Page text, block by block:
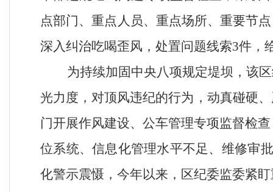
点部门、重点人员、重点场所、重要节
深入纠治吃喝歪风，处置问题线索3件，
为持续加固中央八项规定堤坝，该
光力度，对顶风违纪的行为，动真碰硬
门开展作风建设、公车管理专项监督检
位系统、信息化管理水平不足、维修审
化警示震慑，今年以来，区纪委监委紧